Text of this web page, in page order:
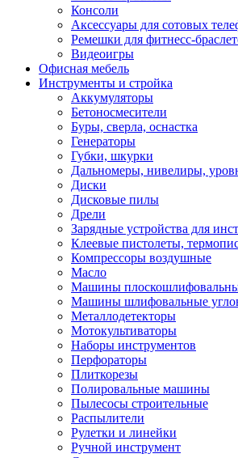
Консоли
Аксессуары для сотовых
Ремешки для фитнесс-
Видеоигры
Офисная мебель
Инструменты и стройка
Аккумуляторы
Бетоносмесители
Буры, сверла, оснастка
Генераторы
Губки, шкурки
Дальномеры, нивелиры,
Диски
Дисковые пилы
Дрели
Зарядные устройства для
Клеевые пистолеты,
Компрессоры воздушные
Масло
Машины
Машины шлифовальные
Металлодетекторы
Мотокультиваторы
Наборы инструментов
Перфораторы
Плиткорезы
Полировальные машины
Пылесосы строительные
Распылители
Рулетки и линейки
Ручной инструмент